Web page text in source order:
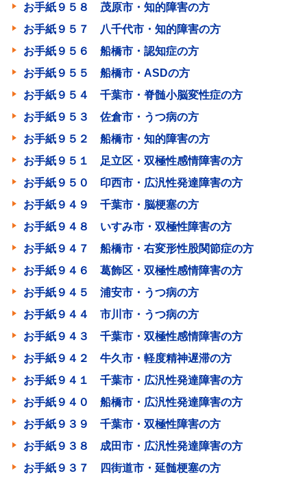
お手紙９５８ 茂原市・知的障害の方
お手紙９５７ 八千代市・知的障害の方
お手紙９５６ 船橋市・認知症の方
お手紙９５５ 船橋市・ASDの方
お手紙９５４ 千葉市・脊髄小脳変性症の方
お手紙９５３ 佐倉市・うつ病の方
お手紙９５２ 船橋市・知的障害の方
お手紙９５１ 足立区・双極性感情障害の方
お手紙９５０ 印西市・広汎性発達障害の方
お手紙９４９ 千葉市・脳梗塞の方
お手紙９４８ いすみ市・双極性障害の方
お手紙９４７ 船橋市・右変形性股関節症の方
お手紙９４６ 葛飾区・双極性感情障害の方
お手紙９４５ 浦安市・うつ病の方
お手紙９４４ 市川市・うつ病の方
お手紙９４３ 千葉市・双極性感情障害の方
お手紙９４２ 牛久市・軽度精神遅滞の方
お手紙９４１ 千葉市・広汎性発達障害の方
お手紙９４０ 船橋市・広汎性発達障害の方
お手紙９３９ 千葉市・双極性障害の方
お手紙９３８ 成田市・広汎性発達障害の方
お手紙９３７ 四街道市・延髄梗塞の方